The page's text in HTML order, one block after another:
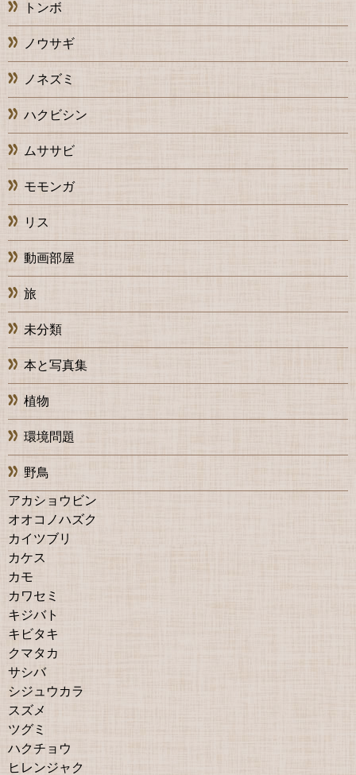
トンボ
ノウサギ
ノネズミ
ハクビシン
ムササビ
モモンガ
リス
動画部屋
旅
未分類
本と写真集
植物
環境問題
野鳥
アカショウビン
オオコノハズク
カイツブリ
カケス
カモ
カワセミ
キジバト
キビタキ
クマタカ
サシバ
シジュウカラ
スズメ
ツグミ
ハクチョウ
ヒレンジャク